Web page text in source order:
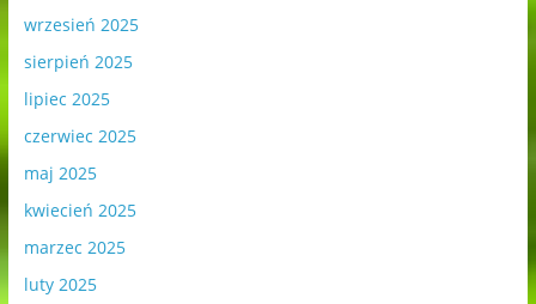
wrzesień 2025
sierpień 2025
lipiec 2025
czerwiec 2025
maj 2025
kwiecień 2025
marzec 2025
luty 2025